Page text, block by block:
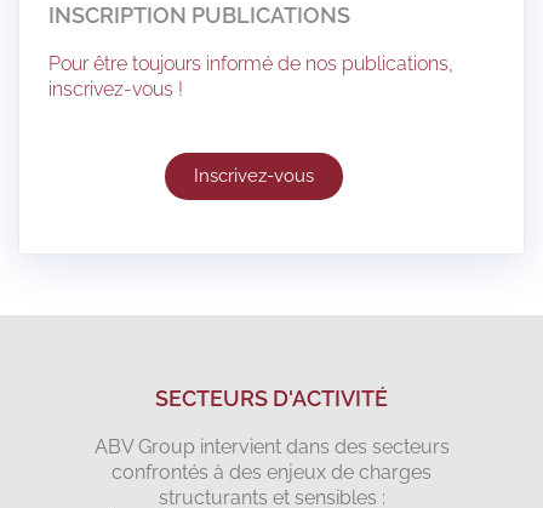
INSCRIPTION PUBLICATIONS
Pour être toujours informé de nos publications,
inscrivez-vous !
Inscrivez-vous
SECTEURS D'ACTIVITÉ
ABV Group intervient dans des secteurs
confrontés à des enjeux de charges
structurants et sensibles :